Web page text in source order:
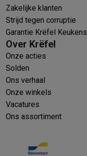
Zakelijke klanten
Strijd tegen corruptie
Garantie Krëfel Keukens
Over Krëfel
Onze acties
Solden
Ons verhaal
Onze winkels
Vacatures
Ons assortiment